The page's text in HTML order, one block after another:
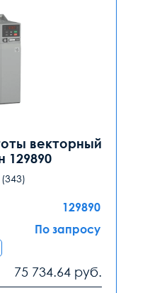
векторный
129890
(343)
129890
По запросу
75 734.64 руб.